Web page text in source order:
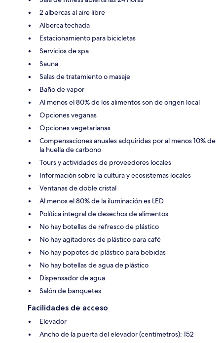
2 albercas al aire libre
Alberca techada
Estacionamiento para bicicletas
Servicios de spa
Sauna
Salas de tratamiento o masaje
Baño de vapor
Al menos el 80% de los alimentos son de origen local
Opciones veganas
Opciones vegetarianas
Compensaciones anuales adquiridas por al menos 10% de
la huella de carbono
Tours y actividades de proveedores locales
Información sobre la cultura y ecosistemas locales
Ventanas de doble cristal
Al menos el 80% de la iluminación es LED
Política integral de desechos de alimentos
No hay botellas de refresco de plástico
No hay agitadores de plástico para café
No hay popotes de plástico para bebidas
No hay botellas de agua de plástico
Dispensador de agua
Salón de banquetes
Facilidades de acceso
Elevador
Ancho de la puerta del elevador (centímetros): 152